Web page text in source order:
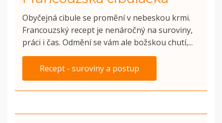
Obyčejná cibule se promění v nebeskou krmi.
Francouzský recept je nenáročný na suroviny,
práci i čas. Odmění se vám ale božskou chutí,...
Recept - suroviny a postup